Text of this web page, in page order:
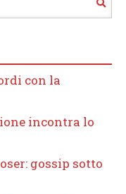
con la
incontra lo
gossip sotto